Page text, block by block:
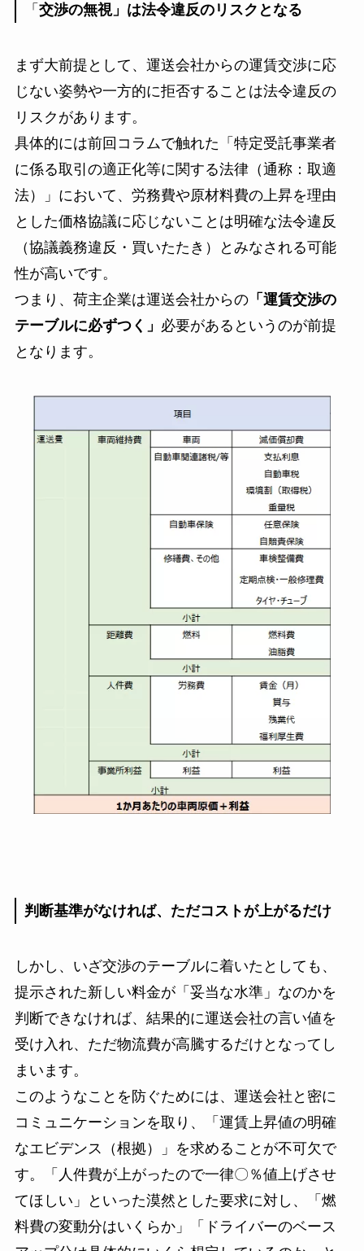
「 交渉の無視」は法令違反のリスクとなる
まず大前提として、運送会社からの運賃交渉に応
じない姿勢や一方的に拒否することは法令違反の
リスクがあります。
具体的には前回コラムで触れた「特定受託事業者
に係る取引の適正化等に関する法律（通称：取適
法）」において、労務費や原材料費の上昇を理由
とした価格協議に応じないことは明確な法令違反
（協議義務違反・買いたたき）とみなされる可能
性が高いです。
つまり、荷主企業は運送会社からの「運賃交渉の
テーブルに必ずつく」 必要があるというのが前提
となります。
判断基準がなければ、ただコストが上がるだけ
しかし、いざ交渉のテーブルに着いたとしても、
提示された新しい料金が「妥当な水準」なのかを
判断できなければ、結果的に運送会社の言い値を
受け入れ、ただ物流費が高騰するだけとなってし
まいます。
このようなことを防ぐためには、運送会社と密に
コミュニケーションを取り、「運賃上昇値の明確
なエビデンス（根拠）」を求めることが不可欠で
す。「人件費が上がったので一律〇％値上げさせ
てほしい」といった漠然とした要求に対し、「燃
料費の変動分はいくらか」「ドライバーのベース